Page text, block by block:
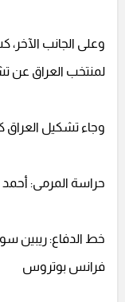
وعلى الجانب الآخر،
لمنتخب العراق عن
وجاء تشكيل العراق
حراسة المرمى:
خط الدفاع: ريبين
فرانس بوتروس